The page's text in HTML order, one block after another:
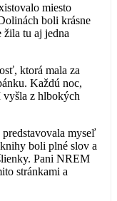
miesto
boli krásne
žila tu aj jedna
ktorá mala za
Každú noc,
z hlbokých
myseľ
boli plné slov a
Pani NREM
stránkami a